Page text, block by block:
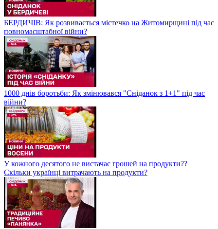
БЕРДИЧІВ: Як розвивається містечко на Житомирщині під час
повномасштабної війни?
1000 днів боротьби: Як змінювався "Сніданок з 1+1" під час
війни?
У кожного десятого не вистачає грошей на продукти??
Скільки українці витрачають на продукти?